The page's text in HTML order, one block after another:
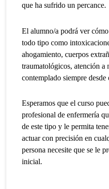
que ha sufrido un percance.
El alumno/a podrá ver
todo tipo como
ahogamiento, cuerpos
traumatológicos, atención a
contemplado siempre
Esperamos que el curso
profesional de enfermería
de este tipo y le permita
actuar con precisión en
persona necesite que se le
inicial.